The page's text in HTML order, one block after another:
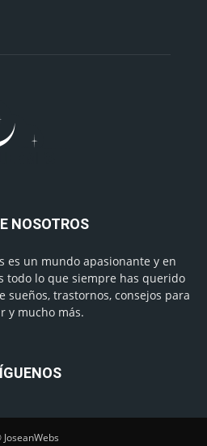
NOSOTROS
es un mundo apasionante y en
todo lo que siempre has querido
sueños, trastornos, consejos para
y mucho más.